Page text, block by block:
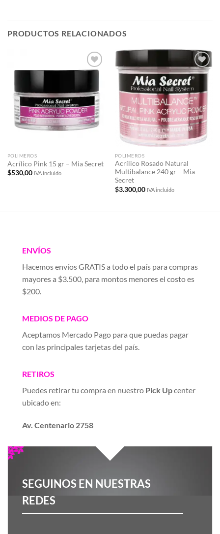
PRODUCTOS RELACIONADOS
Añadir
deseos
POLIMEROS
Acrílico Pink 15 gr – Mia Secret
$530,00 IVA incluido
Añadir
lista de
deseos
POLIMEROS
Acrílico Rosado Natural
Multibalance 240 gr – Mia
Secret
$3.300,00 IVA incluido
ENVÍOS
Hacemos envíos GRATIS a todo el país para compras
mayores a $3.500, para montos menores el costo es
$200.
MEDIOS DE PAGO
Aceptamos Mercado Pago para que puedas pagar
con las principales tarjetas del país.
RETIROS
Puedes retirar tu compra en nuestro Pick Upcenter
ubicado en:
Av. Centenario 2758
SEGUINOS EN NUESTRAS
REDES